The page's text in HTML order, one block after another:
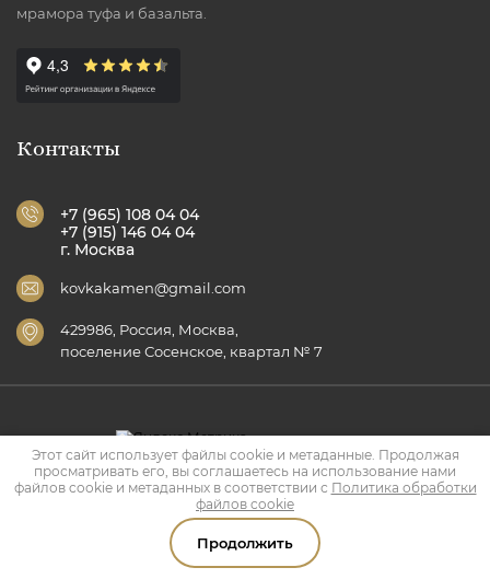
мрамора туфа и базальта.
Контакты
+7 (965) 108 04 04
+7 (915) 146 04 04
г. Москва
kovkakamen@gmail.com
429986​​​​​​​, Россия, Москва,
​​​​​​​поселение Сосенское, квартал № 7
Copyright © 2012 - 2026 Ковка Камень
Политика конфиденциальности
разработка сайта— студия Мегагрупп.ру.
Этот сайт использует файлы cookie и метаданные. Продолжая
просматривать его, вы соглашаетесь на использование нами
файлов cookie и метаданных в соответствии с Политика обработки
файлов cookie
Продолжить